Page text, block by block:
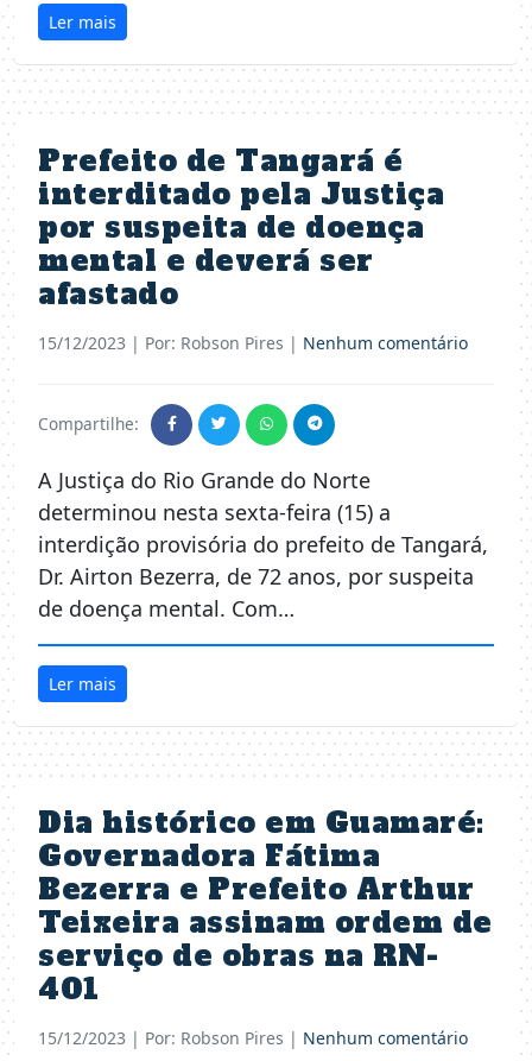
Ler mais
Prefeito de Tangará é
interditado pela Justiça
por suspeita de doença
mental e deverá ser
afastado
15/12/2023 | Por: Robson Pires | Nenhum comentário
Compartilhe:
A Justiça do Rio Grande do Norte
determinou nesta sexta-feira (15) a
interdição provisória do prefeito de Tangará,
Dr. Airton Bezerra, de 72 anos, por suspeita
de doença mental. Com…
Ler mais
Dia histórico em Guamaré:
Governadora Fátima
Bezerra e Prefeito Arthur
Teixeira assinam ordem de
serviço de obras na RN-
401
15/12/2023 | Por: Robson Pires | Nenhum comentário